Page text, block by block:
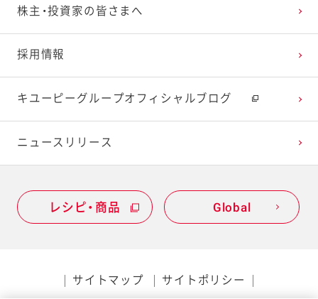
株主・投資家の皆さまへ
採用情報
キユーピーグループオフィシャルブログ
ニュースリリース
レシピ・商品 Global
サイトマップ サイトポリシー